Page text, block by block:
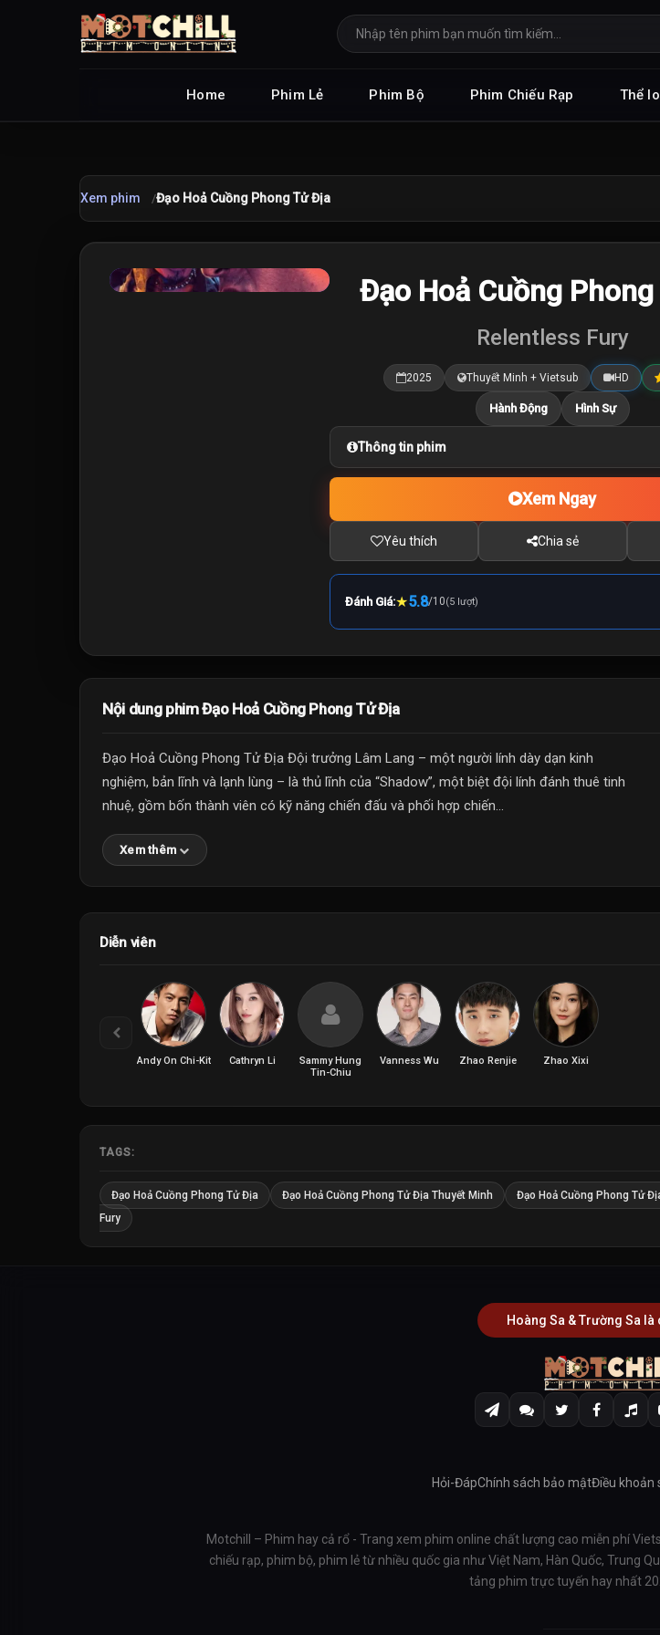
Home Phim Lẻ Phim Bộ Phim Chiếu Rạp Thể
Xem phim Đạo Hoả Cuồng Phong Tử Địa
★5.8/10 Đạo Hoả Cuồng
Relentless Fury
2025 Thuyết Minh + Vietsub HD
Hành Động Hình Sự
Thông tin phim
Xem Ngay
Yêu thích Chia sẻ
Đánh Giá:★5.8/10(5 lượt)
Nội dung phim Đạo Hoả Cuồng Phong Tử Địa
Đạo Hoả Cuồng Phong Tử Địa Đội trưởng Lâm Lang – một người lính dày dạn kinh
nghiệm, bản lĩnh và lạnh lùng – là thủ lĩnh của “Shadow”, một biệt đội lính đánh thuê tinh
nhuệ, gồm bốn thành viên có kỹ năng chiến đấu và phối hợp chiến...
Xem thêm
Diễn viên
Andy On Chi-Kit Cathryn Li
Sammy Hung
Tin-Chiu
Vanness Wu Zhao Renjie Zhao Xixi
TAGS:
Đạo Hoả Cuồng Phong Tử Địa Đạo Hoả Cuồng Phong Tử Địa Thuyết Minh Đạo Hoả Cuồng Phong Tử
Fury
Hoàng Sa & Trường Sa là
Hỏi-ĐápChính sách bảo mậtĐiều khoản
Motchill – Phim hay cả rổ - Trang xem phim online chất lượng cao miễn phí
chiếu rạp, phim bộ, phim lẻ từ nhiều quốc gia như Việt Nam, Hàn Quốc, Trung
tảng phim trực tuyến hay nhất